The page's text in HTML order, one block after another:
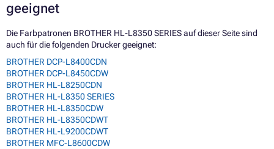
geeignet
Die Farbpatronen BROTHER HL-L8350 SERIES auf dieser Seite sind
auch für die folgenden Drucker geeignet:
BROTHER DCP-L8400CDN
BROTHER DCP-L8450CDW
BROTHER HL-L8250CDN
BROTHER HL-L8350 SERIES
BROTHER HL-L8350CDW
BROTHER HL-L8350CDWT
BROTHER HL-L9200CDWT
BROTHER MFC-L8600CDW